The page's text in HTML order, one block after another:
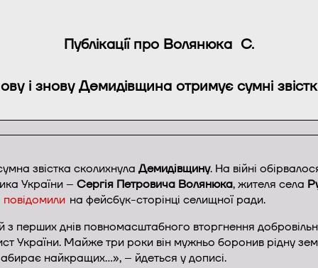
Публікації про Волянюка С.
і знову Демидівщина отримує сумні
звістка сколихнула Демидівщину. На війні
України – Сергія Петровича Волянюка, жителя села
повідомили на фейсбук-сторінці селищної ради.
з перших днів повномасштабного вторгнення
України. Майже три роки він мужньо боронив рідну
найкращих…», – йдеться у дописі.